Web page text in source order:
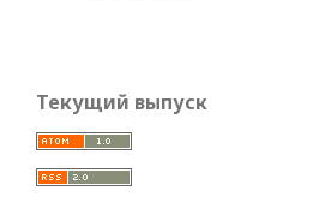
Текущий выпуск